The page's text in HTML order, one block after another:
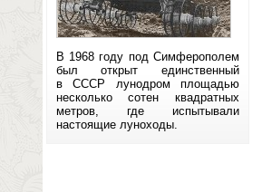
В 1968 году под Симферополем
был открыт единственный
в СССР лунодром площадью
несколько сотен квадратных
метров, где испытывали
настоящие луноходы.